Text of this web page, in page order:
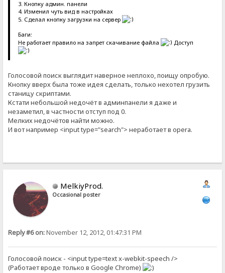
3. Кнопку админ. панели
4. Изменил чуть вид в настройках
5. Сделал кнопку загрузки на сервер
Баги:
Не работает правило на запрет скачивание файла
Доступ
Голосовой поиск выглядит наверное неплохо, поищу опробую.
Кнопку вверх была тоже идея сделать, только нехотел грузить
станицу скриптами.
Кстати небольшой недочёт в админпанели я даже и
незаметил, в частности отступ под 0.
Мелких недочётов найти можно.
И вот например <input type="search"> неработает в opera.
MelkiyProd.
Occasional poster
Reply #6 on:November 12, 2012, 01:47:31 PM
Голосовой поиск - <input type=text x-webkit-speech />
(Работает вроде только в Google Chrome)